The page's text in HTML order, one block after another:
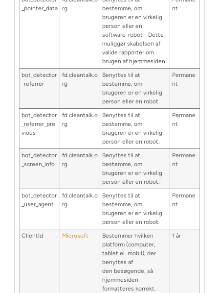
_pointer_data
rg
bestemme, om
brugeren er en virkelig
person eller en
software-robot - Dette
muliggør skabelsen af
valide rapporter om
brugen af hjemmesiden.
nt
bot_detector
_referrer
fd.cleantalk.o
rg
Benyttes til at
bestemme, om
brugeren er en virkelig
person eller en robot.
Permane
nt
bot_detector
_referrer_pre
vious
fd.cleantalk.o
rg
Benyttes til at
bestemme, om
brugeren er en virkelig
person eller en robot.
Permane
nt
bot_detector
_screen_info
fd.cleantalk.o
rg
Benyttes til at
bestemme, om
brugeren er en virkelig
person eller en robot.
Permane
nt
bot_detector
_user_agent
fd.cleantalk.o
rg
Benyttes til at
bestemme, om
brugeren er en virkelig
person eller en robot.
Permane
nt
ClientId Microsoft
Bestemmer hvilken
platform (computer,
tablet el. mobil), der
benyttes af
den besøgende, så
hjemmesiden
formatteres korrekt.
1 år